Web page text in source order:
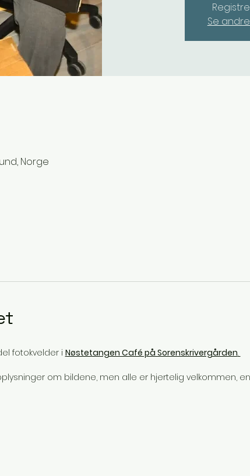
Se
Norge
fotokvelder i Nøstetangen Café på Sorenskrivergården.
om bildene, men alle er hjertelig velkommen,